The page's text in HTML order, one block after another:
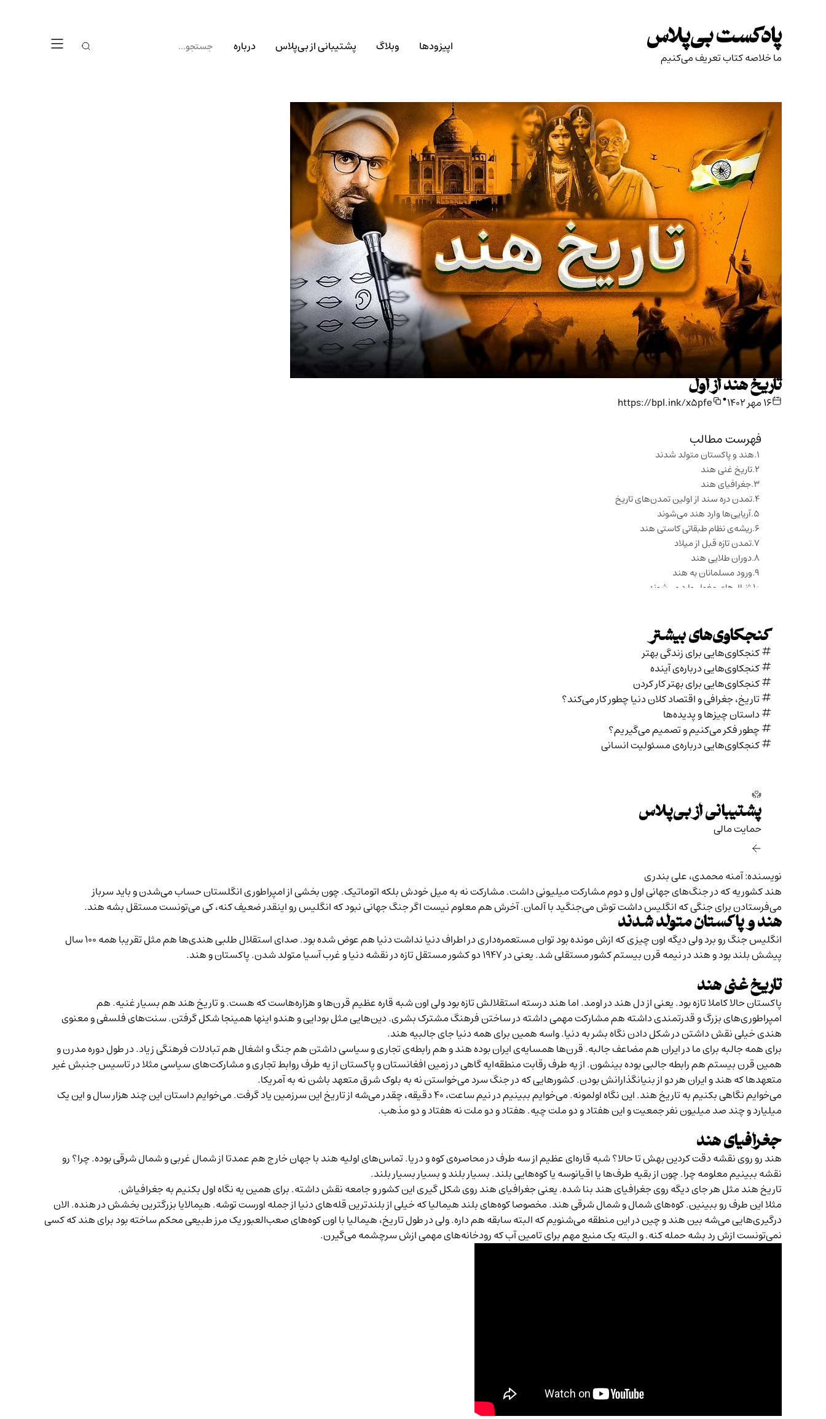
to
content
پادکست بی‌پلاس
ما خلاصه کتاب تعریف می‌کنیم
اپیزودها وبلاگ پشتیبانی از بی‌پلاس درباره
تاریخ هند از اول
۱۶ مهر ۱۴۰۲ •
https://bpl.ink/x5pfe
فهرست مطالب
هند و پاکستان متولد شدند
تاریخ غنی هند
جغرافیای هند
تمدن دره سند از اولین تمدن‌های تاریخ
آریایی‌ها وارد هند می‌شوند
ریشه‌ی نظام طبقاتی کاستی هند
تمدن‌ تازه قبل از میلاد
دوران طلایی هند
ورود مسلمانان به هند
ژنرال‌های مغول وارد می‌شوند
اکبرشاه اسپانسر هنرمندان
اوج ثروت و شکوه گورکانیان
اوج اقتدار صفوی
دعوا بر سر قندهار و روابط هند با ایران
حمله نادرشاه و افول گورکانیان
هند افتاد دست بریتانیا
کمپانی هند شرقی بریتانیا درست شد
بریتانیا از اول نرفت برای اشغال هند
ارتباط نواب محلی با کمپانی هند شرقی
لحظه تاسیس هند
کنجکاوی‌های بیشتر
کنجکاوی‌هایی برای زندگی بهتر
کنجکاوی‌هایی درباره‌ی آينده
کنجکاوی‌هایی برای بهتر کار کردن
تاریخ،‌ جغرافی و اقتصاد کلان دنیا چطور کار می‌کند؟
داستان چیزها و پدیده‌ها
چطور فکر می‌کنیم و تصمیم می‌گیریم؟
کنجکاوی‌هایی درباره‌ی مسئولیت انسانی
پشتیبانی از بی‌پلاس
حمایت مالی‌
نویسنده: آمنه محمدی، علی بندری
هند کشوریه که در جنگ‌های جهانی اول و دوم مشارکت میلیونی داشت. مشارکت نه به میل خودش بلکه اتوماتیک. چون بخشی از امپراطوری انگلستان حساب می‌شدن و باید سرباز
می‌فرستادن برای جنگی که انگلیس داشت توش می‌جنگید با آلمان. آخرش هم معلوم نیست اگر جنگ جهانی نبود که انگلیس رو اینقدر ضعیف کنه، کی می‌تونست مستقل بشه هند.
هند و پاکستان متولد شدند
انگلیس جنگ رو برد ولی دیگه اون چیزی که ازش مونده بود توان مستعمره‌داری در اطراف دنیا نداشت دنیا هم عوض شده بود. صدای استقلال طلبی هندی‌ها هم مثل تقریبا همه ۱۰۰ سال
پیشش بلند بود و هند در نیمه قرن بیستم کشور مستقلی شد. یعنی در ۱۹۴۷ دو کشور مستقل تازه در نقشه دنیا و غرب آسیا متولد شدن. پاکستان و هند.
تاریخ غنی هند
پاکستان حالا کاملا تازه بود. یعنی از دل هند در اومد. اما هند درسته استقلالش تازه بود ولی اون شبه قاره عظیم قرن‌ها و هزاره‌هاست که هست. و تاریخ هند هم بسیار غنیه. هم
امپراطوری‌های بزرگ و قدرتمندی داشته هم مشارکت مهمی داشته در ساختن فرهنگ مشترک بشری. دین‌هایی مثل بودایی و هندو اینها همینجا شکل گرفتن. سنت‌های فلسفی و معنوی
هندی خیلی نقش داشتن در شکل دادن نگاه بشر به دنیا. واسه همین برای همه دنیا جای جالبیه هند.
برای همه جالبه برای ما در ایران هم مضاعف جالبه. قرن‌ها همسایه‌ی ایران بوده هند و هم رابطه‌ی تجاری و سیاسی داشتن هم جنگ و اشغال هم تبادلات فرهنگی زیاد. در طول دوره مدرن و
همین قرن بیستم هم رابطه جالبی بوده بینشون. از یه طرف رقابت منطقه‌ایه گاهی در زمین افغانستان و پاکستان از یه طرف روابط تجاری و مشارکت‌های سیاسی مثلا در تاسیس جنبش غیر
متعهدها که هند و ایران هر دو از بنیانگذارانش بودن. کشورهایی که در جنگ سرد می‌خواستن نه به بلوک شرق متعهد باشن نه به آمریکا.
می‌خوایم نگاهی بکنیم به تاریخ هند. این نگاه اولمونه. می‌خوایم ببینیم در نیم ساعت، ۴۰ دقیقه، چقدر می‌شه از تاریخ این سرزمین یاد گرفت. می‌خوایم داستان این چند هزار سال و این یک
میلیارد و چند صد میلیون نفر جمعیت و این هفتاد و دو ملت چیه. هفتاد و دو ملت نه هفتاد و دو مذهب.
جغرافیای هند
هند رو روی نقشه دقت کردین بهش تا حالا؟ شبه قاره‌‌ای عظیم از سه طرف در محاصره‌ی کوه و دریا. تماس‌های اولیه هند با جهان خارج هم عمدتا از شمال غربی و شمال شرقی بوده. چرا؟ رو
نقشه ببینیم معلومه چرا. چون از بقیه طرف‌ها یا اقیانوسه یا کوه‌هایی بلند. بسیار بلند و بسیار بسیار بلند.
تاریخ هند مثل هر جای دیگه روی جغرافیای هند بنا شده. یعنی جغرافیای هند روی شکل گیری این کشور و جامعه نقش داشته. برای همین یه نگاه اول بکنیم به جغرافیاش.
مثلا این طرف رو ببینین. کوه‌های شمال و شمال شرقی هند. مخصوصا کوه‌های بلند هیمالیا که خیلی از بلندترین قله‌های دنیا از جمله اورست توشه. هیمالایا بزرگترین بخشش در هنده. الان
درگیری‌هایی می‌شه بین هند و چین در این منطقه می‌شنویم که البته سابقه هم داره. ولی در طول تاریخ، هیمالیا با اون کوه‌های صعب‌العبور یک مرز طبیعی محکم ساخته بود برای هند که کسی
نمی‌تونست ازش رد بشه حمله کنه. و البته یک منبع مهم برای تامین آب که رودخانه‌های مهمی ازش سرچشمه می‌گیرن.